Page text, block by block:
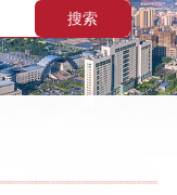
搜索
息公开>法